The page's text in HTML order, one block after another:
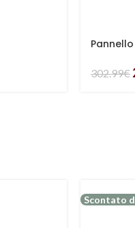
302.99€
Scontato